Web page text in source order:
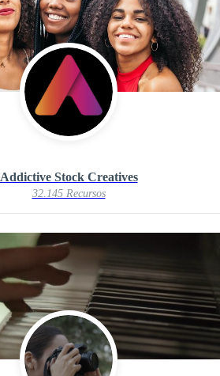
Addictive Stock Creatives
32.145 Recursos